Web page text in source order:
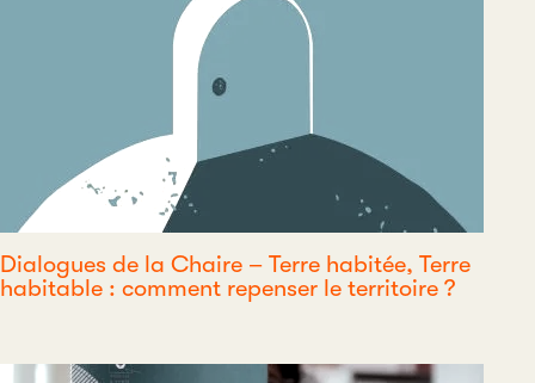
Dialogues de la Chaire – Terre habitée, Terre
habitable : comment repenser le territoire ?